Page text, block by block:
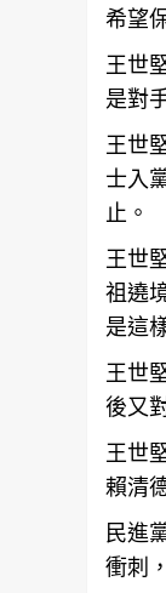
希望
王世
是對
王世
士入
止。
王世
祖遶
是這
王世
後又
王世
賴清
民進
衝刺